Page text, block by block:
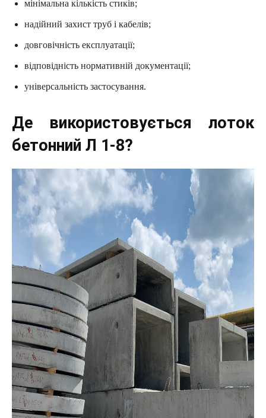
мінімальна кількість стиків;
надійний захист труб і кабелів;
довговічність експлуатації;
відповідність нормативній документації;
універсальність застосування.
Де використовується лоток
бетонний Л 1-8?